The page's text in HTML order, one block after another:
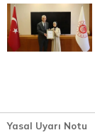
Yasal Uyarı Notu